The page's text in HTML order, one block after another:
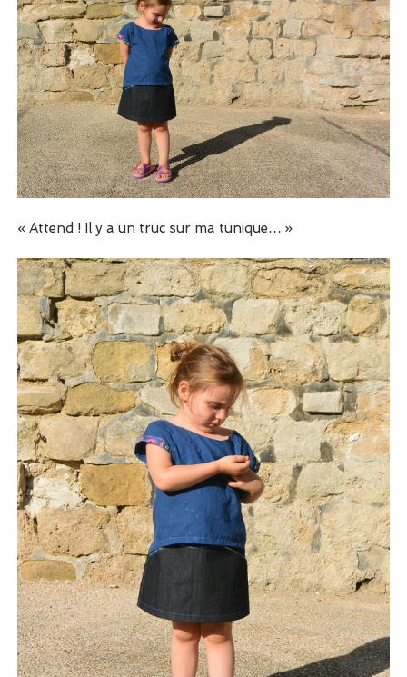
« Attend ! Il y a un truc sur ma tunique… »